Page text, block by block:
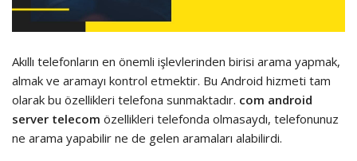
Akıllı telefonların en önemli işlevlerinden birisi arama yapmak,
almak ve aramayı kontrol etmektir. Bu Android hizmeti tam
olarak bu özellikleri telefona sunmaktadır. com android
server telecom özellikleri telefonda olmasaydı, telefonunuz
ne arama yapabilir ne de gelen aramaları alabilirdi.